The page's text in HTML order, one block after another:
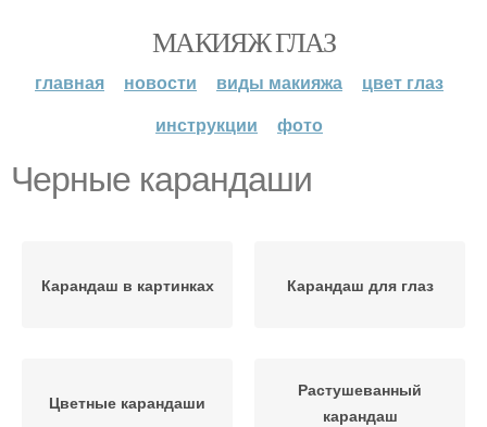
МАКИЯЖ ГЛАЗ
главная новости виды макияжа
цвет глаз
инструкции
фото
Черные карандаши
Карандаш в картинках Карандаш для глаз
Цветные карандаши
Растушеванный
карандаш